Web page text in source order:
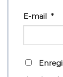
E-mail *